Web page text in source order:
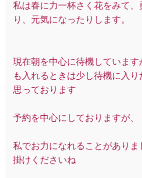
私は春に力一杯さく花をみて、
り、元気になったりします。
現在朝を中心に待機しています
も入れるときは少し待機に入り
思っております
予約を中心にしておりますが、
私でお力になれることがあり
掛けくださいね